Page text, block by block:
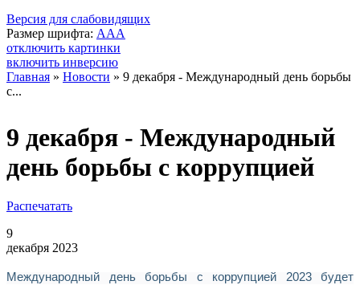
Версия для слабовидящих
Размер шрифта: AAA
отключить картинки
включить инверсию
Вы здесь
Главная » Новости » 9 декабря - Международный день борьбы
с...
9 декабря - Международный
день борьбы с коррупцией
Распечатать
9
декабря 2023
Международный день борьбы с коррупцией 2023 будет